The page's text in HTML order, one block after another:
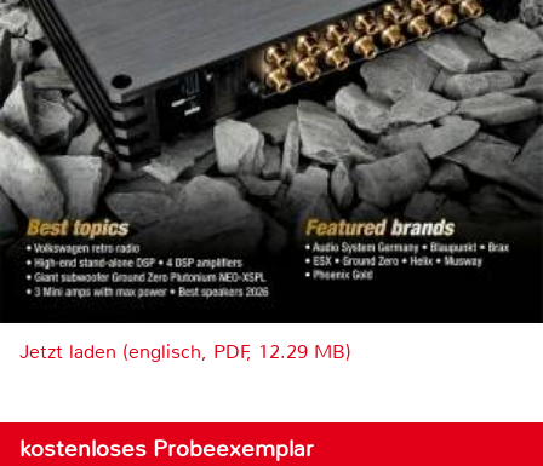
Jetzt laden (englisch, PDF, 12.29 MB)
kostenloses Probeexemplar